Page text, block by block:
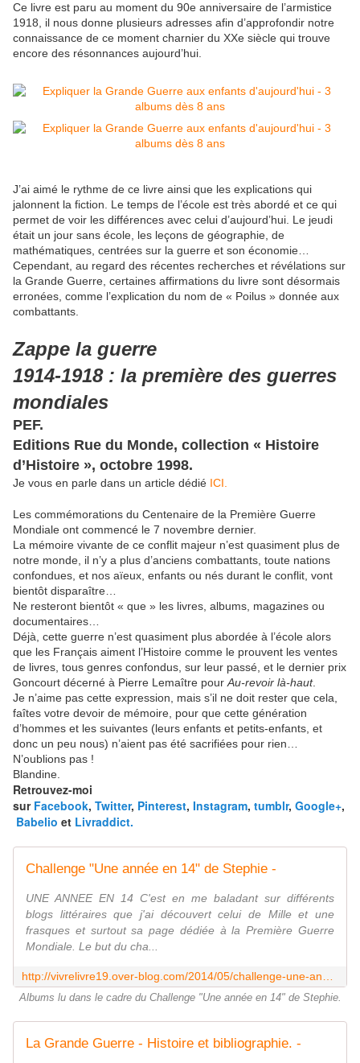
Ce livre est paru au moment du 90e anniversaire de l’armistice
1918, il nous donne plusieurs adresses afin d’approfondir notre
connaissance de ce moment charnier du XXe siècle qui trouve
encore des résonnances aujourd’hui.
J’ai aimé le rythme de ce livre ainsi que les explications qui
jalonnent la fiction. Le temps de l’école est très abordé et ce qui
permet de voir les différences avec celui d’aujourd’hui. Le jeudi
était un jour sans école, les leçons de géographie, de
mathématiques, centrées sur la guerre et son économie…
Cependant, au regard des récentes recherches et révélations sur
la Grande Guerre, certaines affirmations du livre sont désormais
erronées, comme l’explication du nom de « Poilus » donnée aux
combattants.
Zappe la guerre
1914-1918 : la première des guerres
mondiales
PEF.
Editions Rue du Monde, collection « Histoire
d’Histoire », octobre 1998.
Je vous en parle dans un article dédié ICI.
Les commémorations du Centenaire de la Première Guerre
Mondiale ont commencé le 7 novembre dernier.
La mémoire vivante de ce conflit majeur n’est quasiment plus de
notre monde, il n’y a plus d’anciens combattants, toute nations
confondues, et nos aïeux, enfants ou nés durant le conflit, vont
bientôt disparaître…
Ne resteront bientôt « que » les livres, albums, magazines ou
documentaires…
Déjà, cette guerre n’est quasiment plus abordée à l’école alors
que les Français aiment l’Histoire comme le prouvent les ventes
de livres, tous genres confondus, sur leur passé, et le dernier prix
Goncourt décerné à Pierre Lemaître pour Au-revoir là-haut.
Je n’aime pas cette expression, mais s’il ne doit rester que cela,
faîtes votre devoir de mémoire, pour que cette génération
d’hommes et les suivantes (leurs enfants et petits-enfants, et
donc un peu nous) n’aient pas été sacrifiées pour rien…
N’oublions pas !
Blandine.
Retrouvez-moi
sur Facebook, Twitter, Pinterest, Instagram, tumblr, Google+,
Babelio et Livraddict.
Challenge "Une année en 14" de Stephie -
UNE ANNEE EN 14 C'est en me baladant sur différents
blogs littéraires que j'ai découvert celui de Mille et une
frasques et surtout sa page dédiée à la Première Guerre
Mondiale. Le but du cha...
Albums lu dans le cadre du Challenge "Une année en 14" de Stephie.
La Grande Guerre - Histoire et bibliographie. -